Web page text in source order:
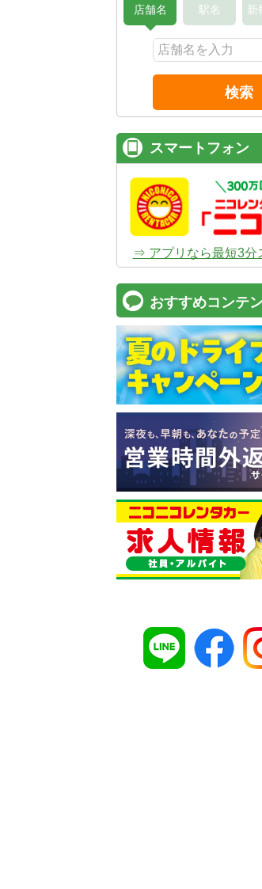
タンドや整備工場の既
店舗名 駅名 新
検索
スマートフォン
⇒ アプリなら最短3分
おすすめコンテ